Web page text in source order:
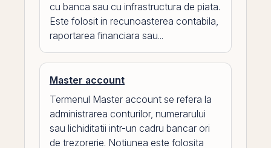
cu banca sau cu infrastructura de piata.
Este folosit in recunoasterea contabila,
raportarea financiara sau...
Master account
Termenul Master account se refera la
administrarea conturilor, numerarului
sau lichiditatii intr-un cadru bancar ori
de trezorerie. Notiunea este folosita